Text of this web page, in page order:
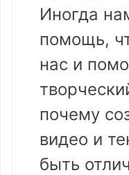
Иногда
помощь,
нас и
почему
видео и
быть